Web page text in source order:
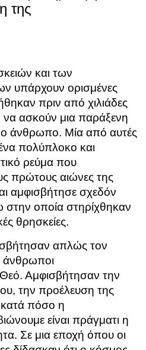
της
και των
υπάρχουν ορισμένες
πριν από χιλιάδες
να ασκούν μια παράξενη
άνθρωπο. Μία από αυτές
πολύπλοκο και
ρεύμα που
πρώτους αιώνες της
αμφισβήτησε σχεδόν
στην οποία στηρίχθηκαν
θρησκείες.
απλώς τον
άνθρωποι
Αμφισβήτησαν την
την προέλευση της
πόσο η
είναι πράγματι η
Σε μια εποχή όπου οι